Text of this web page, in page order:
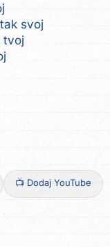
svoj
tvoj
📺 Dodaj YouTube